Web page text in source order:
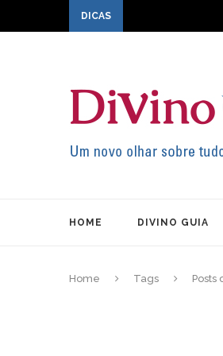
DICAS
HOME DIVINO GUIA
Home Tags Posts